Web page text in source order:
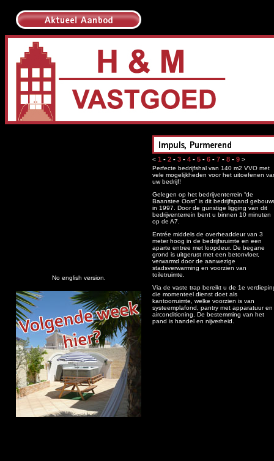
No english version.
< 1 - 2 - 3 - 4 - 5 - 6 - 7 - 8 - 9 >
Perfecte bedrijfshal van 140 m2 VVO met
vele mogelijkheden voor het uitoefenen
uw bedrijf!
Gelegen op het bedrijventerrein “de
Baanstee Oost” is dit bedrijfspand
in 1997. Door de gunstige ligging van dit
bedrijventerrein bent u binnen 10 minuten
op de A7.
Entrée middels de overheaddeur van 3
meter hoog in de bedrijfsruimte en een
aparte entree met loopdeur. De begane
grond is uitgerust met een betonvloer,
verwarmd door de aanwezige
stadsverwarming en voorzien van
toiletruimte.
Via de vaste trap bereikt u de 1e
die momenteel dienst doet als
kantoorruimte, welke voorzien is van
systeemplafond, pantry met apparatuur en
airconditioning. De bestemming van het
pand is handel en nijverheid.